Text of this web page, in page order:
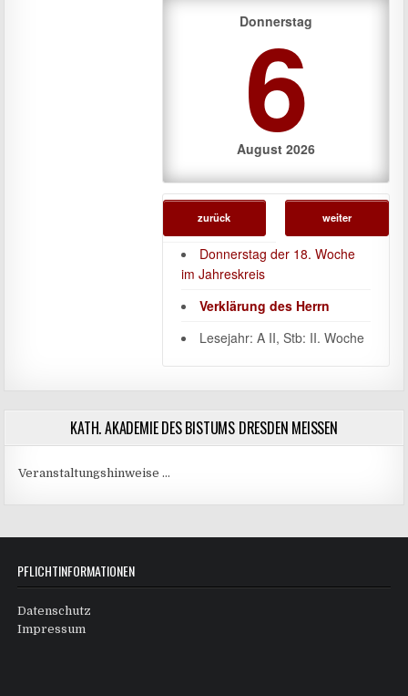
Donnerstag
6
August 2026
zurück weiter
Donnerstag der 18. Woche
im Jahreskreis
Verklärung des Herrn
Lesejahr: A II, Stb: II. Woche
KATH. AKADEMIE DES BISTUMS DRESDEN MEISSEN
Veranstaltungshinweise …
PFLICHTINFORMATIONEN
Datenschutz
Impressum